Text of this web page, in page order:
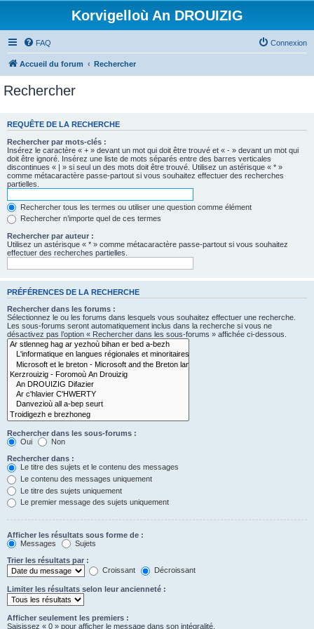
Korvigelloù An DROUIZIG
FAQ Connexion
Accueil du forum Rechercher
Rechercher
REQUÊTE DE LA RECHERCHE
Rechercher par mots-clés :
Insérez le caractère « + » devant un mot qui doit être trouvé et « - » devant un mot qui
doit être ignoré. Insérez une liste de mots séparés entre des barres verticales
discontinues « | » si seul un des mots doit être trouvé. Utilisez un astérisque « * »
comme métacaractère passe-partout si vous souhaitez effectuer des recherches
partielles.
Rechercher tous les termes ou utiliser une question comme élément
Rechercher n’importe quel de ces termes
Rechercher par auteur :
Utilisez un astérisque « * » comme métacaractère passe-partout si vous souhaitez
effectuer des recherches partielles.
PRÉFÉRENCES DE LA RECHERCHE
Rechercher dans les forums :
Sélectionnez le ou les forums dans lesquels vous souhaitez effectuer une recherche.
Les sous-forums seront automatiquement inclus dans la recherche si vous ne
désactivez pas l’option « Rechercher dans les sous-forums » affichée ci-dessous.
Rechercher dans les sous-forums :
Oui
Non
Rechercher dans :
Le titre des sujets et le contenu des messages
Le contenu des messages uniquement
Le titre des sujets uniquement
Le premier message des sujets uniquement
Afficher les résultats sous forme de :
Messages
Sujets
Trier les résultats par :
Croissant
Décroissant
Limiter les résultats selon leur ancienneté :
Afficher seulement les premiers :
Saisissez « 0 » pour afficher le message dans son intégralité.